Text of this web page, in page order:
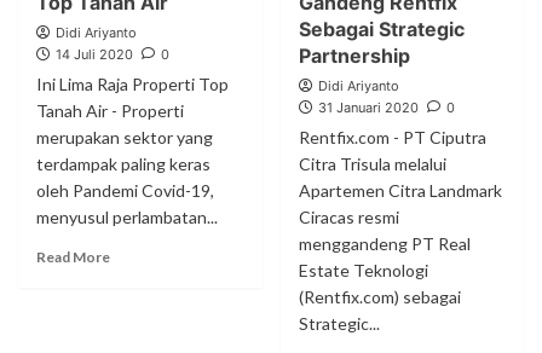
Didi Ariyanto
14 Juli 2020
0
Ini Lima Raja Properti Top
Tanah Air - Properti
merupakan sektor yang
terdampak paling keras
oleh Pandemi Covid-19,
menyusul perlambatan...
Read More
Sebagai Strategic
Partnership
Didi Ariyanto
31 Januari 2020
0
Rentfix.com - PT Ciputra
Citra Trisula melalui
Apartemen Citra Landmark
Ciracas resmi
menggandeng PT Real
Estate Teknologi
(Rentfix.com) sebagai
Strategic...